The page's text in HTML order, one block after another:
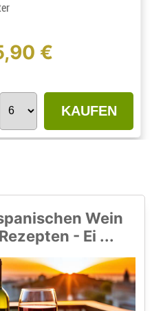
€
KAUFEN
Wein
- Ei ...